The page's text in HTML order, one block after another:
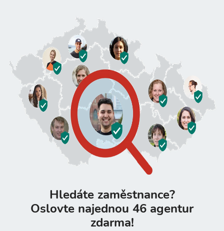
Hledáte zaměstnance?
Oslovte najednou 46 agentur
zdarma!